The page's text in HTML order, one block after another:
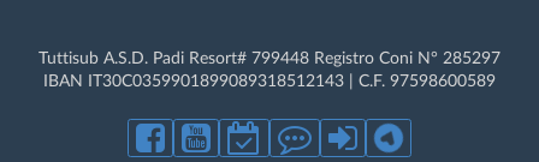
Tuttisub A.S.D. Padi Resort# 799448 Registro Coni N° 285297
IBAN IT30C0359901899089318512143 | C.F. 97598600589